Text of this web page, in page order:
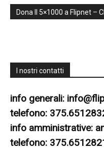
Dona Il 5×1000 a Flipnet –
I nostri contatti
info generali:
telefono:
info amministrative:
telefono: